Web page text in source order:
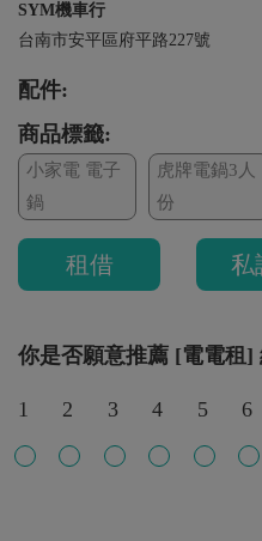
SYM機車行
台南市安平區府平路227號
配件:
商品標籤:
小家電 電子
鍋
虎牌電鍋3人
份
租借 私
你是否願意推薦 [電電租]
1 2 3 4 5 6